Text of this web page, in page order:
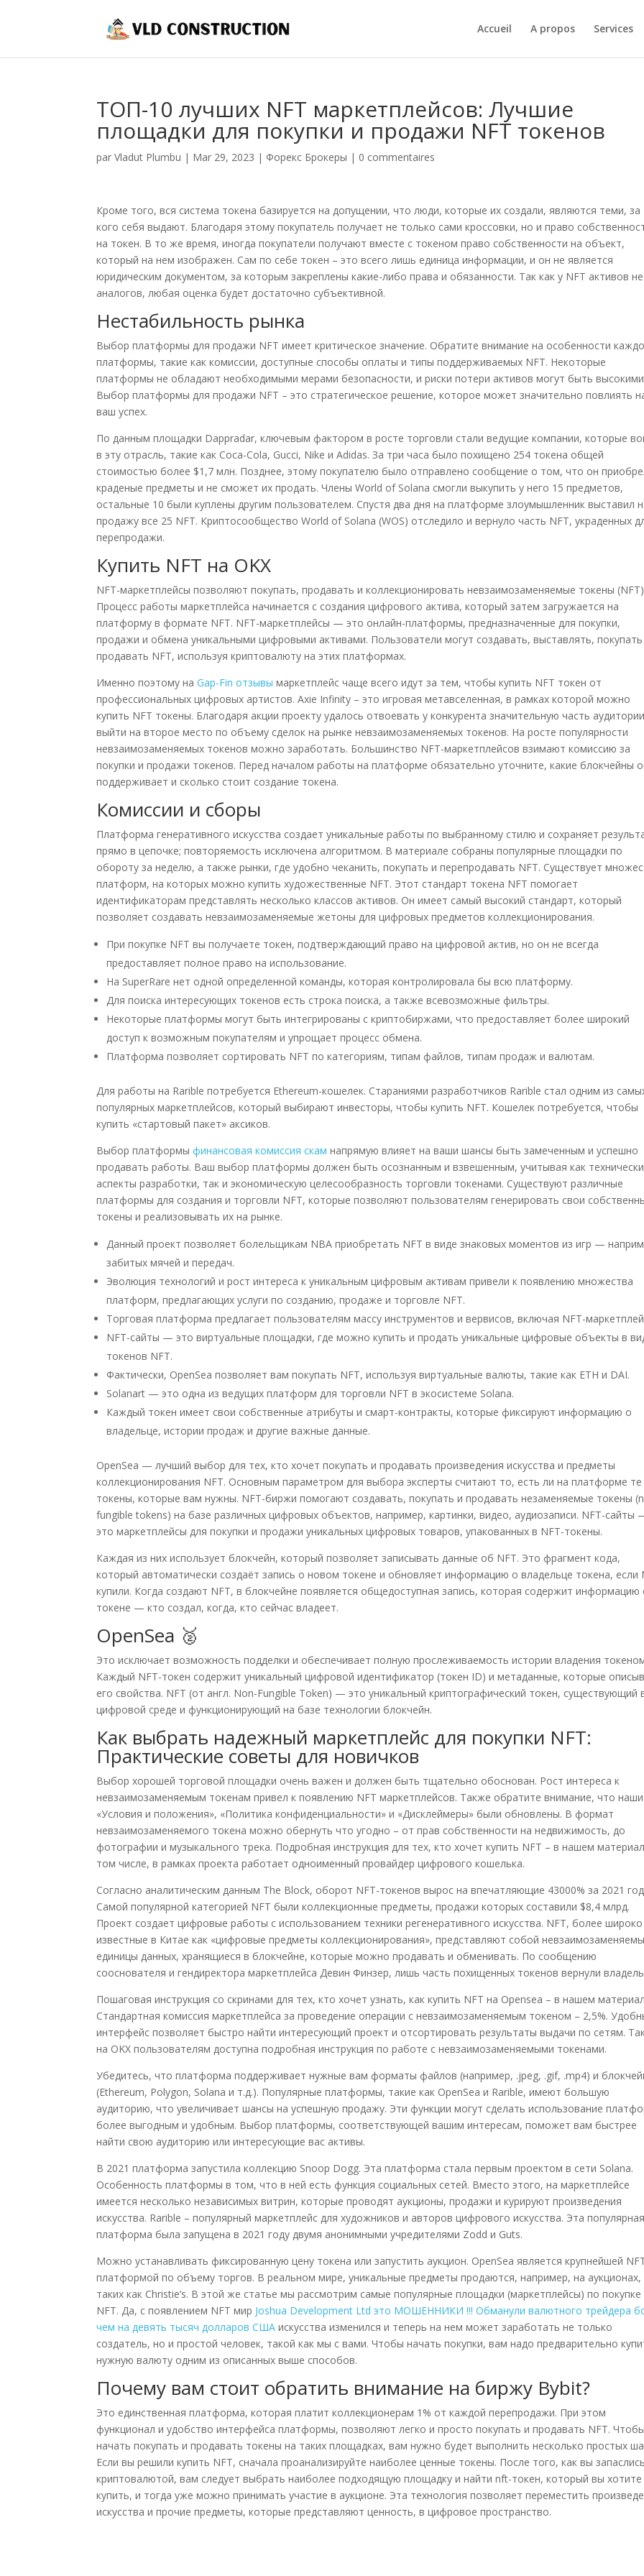
Accueil A propos Services
ТОП-10 лучших NFT маркетплейсов: Лучшие
площадки для покупки и продажи NFT токенов
parVladut Plumbu | Mar 29, 2023 | Форекс Брокеры | 0 commentaires
Кроме того, вся система токена базируется на допущении, что люди, которые их создали, являются теми, за
кого себя выдают. Благодаря этому покупатель получает не только сами кроссовки, но и право
на токен. В то же время, иногда покупатели получают вместе с токеном право собственности на объект,
который на нем изображен. Сам по себе токен – это всего лишь единица информации, и он не является
юридическим документом, за которым закреплены какие-либо права и обязанности. Так как у NFT активов
аналогов, любая оценка будет достаточно субъективной.
Нестабильность рынка
Выбор платформы для продажи NFT имеет критическое значение. Обратите внимание на особенности
платформы, такие как комиссии, доступные способы оплаты и типы поддерживаемых NFT. Некоторые
платформы не обладают необходимыми мерами безопасности, и риски потери активов могут быть
Выбор платформы для продажи NFT – это стратегическое решение, которое может значительно повлиять
ваш успех.
По данным площадки Dappradar, ключевым фактором в росте торговли стали ведущие компании, которые
в эту отрасль, такие как Coca-Cola, Gucci, Nike и Adidas. За три часа было похищено 254 токена общей
стоимостью более $1,7 млн. Позднее, этому покупателю было отправлено сообщение о том, что он
краденые предметы и не сможет их продать. Члены World of Solana смогли выкупить у него 15 предметов,
остальные 10 были куплены другим пользователем. Спустя два дня на платформе злоумышленник выставил
продажу все 25 NFT. Криптосообщество World of Solana (WOS) отследило и вернуло часть NFT, украденных
перепродажи.
Купить NFT на OKX
NFT-маркетплейсы позволяют покупать, продавать и коллекционировать невзаимозаменяемые токены
Процесс работы маркетплейса начинается с создания цифрового актива, который затем загружается на
платформу в формате NFT. NFT-маркетплейсы — это онлайн-платформы, предназначенные для покупки,
продажи и обмена уникальными цифровыми активами. Пользователи могут создавать, выставлять, покупать
продавать NFT, используя криптовалюту на этих платформах.
Именно поэтому наGap-Fin отзывы маркетплейс чаще всего идут за тем, чтобы купить NFT токен от
профессиональных цифровых артистов. Axie Infinity – это игровая метавселенная, в рамках которой можно
купить NFT токены. Благодаря акции проекту удалось отвоевать у конкурента значительную часть
выйти на второе место по объему сделок на рынке невзаимозаменяемых токенов. На росте популярности
невзаимозаменяемых токенов можно заработать. Большинство NFT-маркетплейсов взимают комиссию за
покупки и продажи токенов. Перед началом работы на платформе обязательно уточните, какие блокчейны
поддерживает и сколько стоит создание токена.
Комиссии и сборы
Платформа генеративного искусства создает уникальные работы по выбранному стилю и сохраняет
прямо в цепочке; повторяемость исключена алгоритмом. В материале собраны популярные площадки по
обороту за неделю, а также рынки, где удобно чеканить, покупать и перепродавать NFT. Существует
платформ, на которых можно купить художественные NFT. Этот стандарт токена NFT помогает
идентификаторам представлять несколько классов активов. Он имеет самый высокий стандарт, который
позволяет создавать невзаимозаменяемые жетоны для цифровых предметов коллекционирования.
При покупке NFT вы получаете токен, подтверждающий право на цифровой актив, но он не всегда
предоставляет полное право на использование.
На SuperRare нет одной определенной команды, которая контролировала бы всю платформу.
Для поиска интересующих токенов есть строка поиска, а также всевозможные фильтры.
Некоторые платформы могут быть интегрированы с криптобиржами, что предоставляет более широкий
доступ к возможным покупателям и упрощает процесс обмена.
Платформа позволяет сортировать NFT по категориям, типам файлов, типам продаж и валютам.
Для работы на Rarible потребуется Ethereum-кошелек. Стараниями разработчиков Rarible стал одним из
популярных маркетплейсов, который выбирают инвесторы, чтобы купить NFT. Кошелек потребуется, чтобы
купить «стартовый пакет» аксиков.
Выбор платформыфинансовая комиссия скам напрямую влияет на ваши шансы быть замеченным и успешно
продавать работы. Ваш выбор платформы должен быть осознанным и взвешенным, учитывая как
аспекты разработки, так и экономическую целесообразность торговли токенами. Существуют различные
платформы для создания и торговли NFT, которые позволяют пользователям генерировать свои
токены и реализовывать их на рынке.
Данный проект позволяет болельщикам NBA приобретать NFT в виде знаковых моментов из игр —
забитых мячей и передач.
Эволюция технологий и рост интереса к уникальным цифровым активам привели к появлению множества
платформ, предлагающих услуги по созданию, продаже и торговле NFT.
Торговая платформа предлагает пользователям массу инструментов и вервисов, включая NFT-
NFT-сайты — это виртуальные площадки, где можно купить и продать уникальные цифровые объекты в
токенов NFT.
Фактически, OpenSea позволяет вам покупать NFT, используя виртуальные валюты, такие как ETH и DAI.
Solanart — это одна из ведущих платформ для торговли NFT в экосистеме Solana.
Каждый токен имеет свои собственные атрибуты и смарт-контракты, которые фиксируют информацию о
владельце, истории продаж и другие важные данные.
OpenSea — лучший выбор для тех, кто хочет покупать и продавать произведения искусства и предметы
коллекционирования NFT. Основным параметром для выбора эксперты считают то, есть ли на платформе те
токены, которые вам нужны. NFT-биржи помогают создавать, покупать и продавать незаменяемые токены
fungible tokens) на базе различных цифровых объектов, например, картинки, видео, аудиозаписи. NFT-сайты
это маркетплейсы для покупки и продажи уникальных цифровых товаров, упакованных в NFT-токены.
Каждая из них использует блокчейн, который позволяет записывать данные об NFT. Это фрагмент кода,
который автоматически создаёт запись о новом токене и обновляет информацию о владельце токена, если
купили. Когда создают NFT, в блокчейне появляется общедоступная запись, которая содержит информацию
токене — кто создал, когда, кто сейчас владеет.
OpenSea 🥈
Это исключает возможность подделки и обеспечивает полную прослеживаемость истории владения
Каждый NFT-токен содержит уникальный цифровой идентификатор (токен ID) и метаданные, которые
его свойства. NFT (от англ. Non-Fungible Token) — это уникальный криптографический токен, существующий
цифровой среде и функционирующий на базе технологии блокчейн.
Как выбрать надежный маркетплейс для покупки NFT:
Практические советы для новичков
Выбор хорошей торговой площадки очень важен и должен быть тщательно обоснован. Рост интереса к
невзаимозаменяемым токенам привел к появлению NFT маркетплейсов. Также обратите внимание, что наши
«Условия и положения», «Политика конфиденциальности» и «Дисклеймеры» были обновлены. В формат
невзаимозаменяемого токена можно обернуть что угодно – от прав собственности на недвижимость, до
фотографии и музыкального трека. Подробная инструкция для тех, кто хочет купить NFT – в нашем
том числе, в рамках проекта работает одноименный провайдер цифрового кошелька.
Согласно аналитическим данным The Block, оборот NFT-токенов вырос на впечатляющие 43000% за 2021
Самой популярной категорией NFT были коллекционные предметы, продажи которых составили $8,4 млрд.
Проект создает цифровые работы с использованием техники регенеративного искусства. NFT, более широко
известные в Китае как «цифровые предметы коллекционирования», представляют собой
единицы данных, хранящиеся в блокчейне, которые можно продавать и обменивать. По сообщению
сооснователя и гендиректора маркетплейса Девин Финзер, лишь часть похищенных токенов вернули
Пошаговая инструкция со скринами для тех, кто хочет узнать, как купить NFT на Opensea – в нашем
Стандартная комиссия маркетплейса за проведение операции с невзаимозаменяемым токеном – 2,5%.
интерфейс позволяет быстро найти интересующий проект и отсортировать результаты выдачи по сетям.
на OKX пользователям доступна подробная инструкция по работе с невзаимозаменяемыми токенами.
Убедитесь, что платформа поддерживает нужные вам форматы файлов (например, .jpeg, .gif, .mp4) и
(Ethereum, Polygon, Solana и т.д.). Популярные платформы, такие как OpenSea и Rarible, имеют большую
аудиторию, что увеличивает шансы на успешную продажу. Эти функции могут сделать использование
более выгодным и удобным. Выбор платформы, соответствующей вашим интересам, поможет вам быстрее
найти свою аудиторию или интересующие вас активы.
В 2021 платформа запустила коллекцию Snoop Dogg. Эта платформа стала первым проектом в сети Solana.
Особенность платформы в том, что в ней есть функция социальных сетей. Вместо этого, на маркетплейсе
имеется несколько независимых витрин, которые проводят аукционы, продажи и курируют произведения
искусства. Rarible – популярный маркетплейс для художников и авторов цифрового искусства. Эта популярная
платформа была запущена в 2021 году двумя анонимными учредителями Zodd и Guts.
Можно устанавливать фиксированную цену токена или запустить аукцион. OpenSea является крупнейшей
платформой по объему торгов. В реальном мире, уникальные предметы продаются, например, на аукционах,
таких как Christie’s. В этой же статье мы рассмотрим самые популярные площадки (маркетплейсы) по покупке
NFT. Да, с появлением NFT мир Joshua Development Ltd это МОШЕННИКИ !!! Обманули валютного трейдера
чем на девять тысяч долларов США искусства изменился и теперь на нем может заработать не только
создатель, но и простой человек, такой как мы с вами. Чтобы начать покупки, вам надо предварительно
нужную валюту одним из описанных выше способов.
Почему вам стоит обратить внимание на биржу Bybit?
Это единственная платформа, которая платит коллекционерам 1% от каждой перепродажи. При этом
функционал и удобство интерфейса платформы, позволяют легко и просто покупать и продавать NFT. Чтобы
начать покупать и продавать токены на таких площадках, вам нужно будет выполнить несколько простых
Если вы решили купить NFT, сначала проанализируйте наиболее ценные токены. После того, как вы запаслись
криптовалютой, вам следует выбрать наиболее подходящую площадку и найти nft-токен, который вы хотите
купить, и тогда уже можно принимать участие в аукционе. Эта технология позволяет переместить
искусства и прочие предметы, которые представляют ценность, в цифровое пространство.